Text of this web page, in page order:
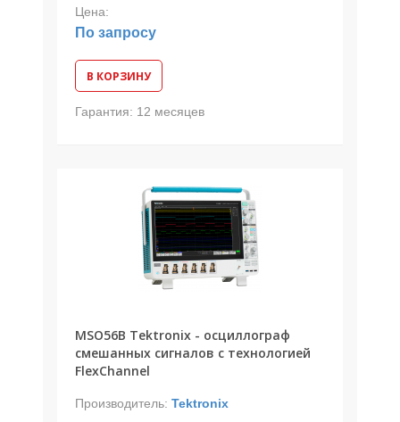
Цена:
По запросу
В КОРЗИНУ
Гарантия: 12 месяцев
MSO56B Tektronix - осциллограф
смешанных сигналов с технологией
FlexChannel
Производитель: Tektronix